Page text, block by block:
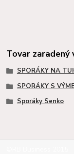
Tovar zaradený
SPORÁKY NA
SPORÁKY S
Sporáky Senko